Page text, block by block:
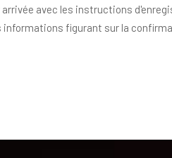
avec les instructions
figurant sur la